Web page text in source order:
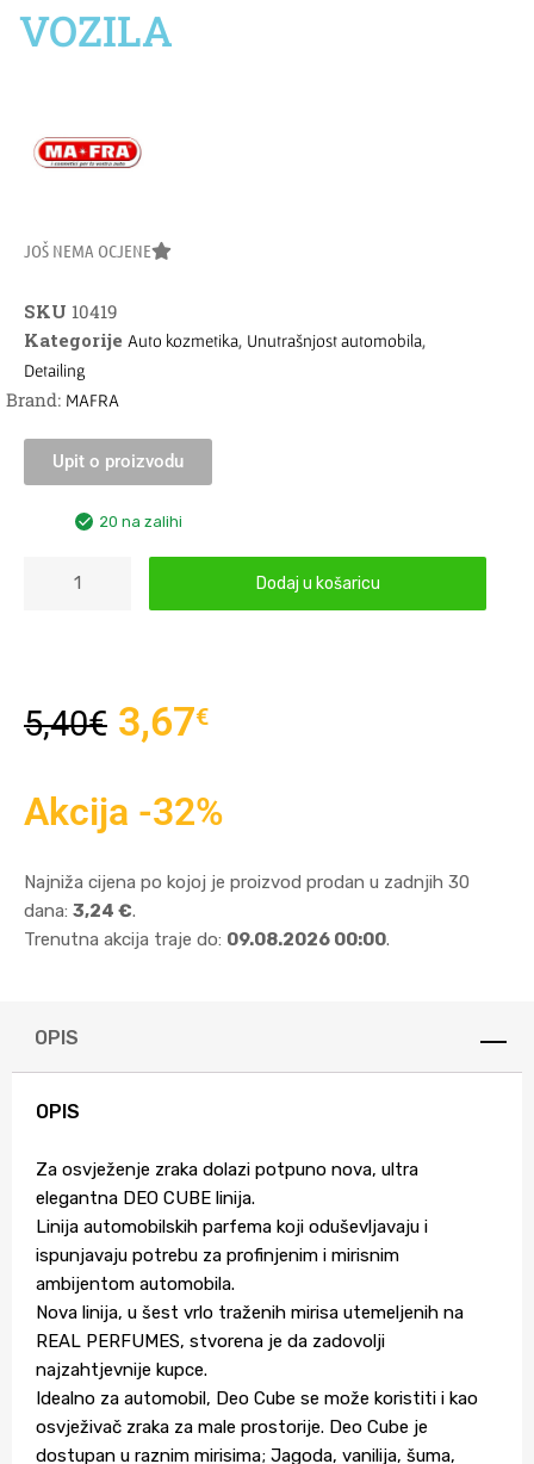
VOZILA
JOŠ NEMA OCJENE
SKU 10419
Kategorije Auto kozmetika, Unutrašnjost automobila,
Detailing
Brand: MAFRA
Upit o proizvodu
20 na zalihi
Dodaj u košaricu
5,40€ 3,67€
Akcija -32%
Najniža cijena po kojoj je proizvod prodan u zadnjih 30
dana: 3,24 €.
Trenutna akcija traje do: 09.08.2026 00:00.
OPIS
OPIS
Za osvježenje zraka dolazi potpuno nova, ultra
elegantna DEO CUBE linija.
Linija automobilskih parfema koji oduševljavaju i
ispunjavaju potrebu za profinjenim i mirisnim
ambijentom automobila.
Nova linija, u šest vrlo traženih mirisa utemeljenih na
REAL PERFUMES, stvorena je da zadovolji
najzahtjevnije kupce.
Idealno za automobil, Deo Cube se može koristiti i kao
osvježivač zraka za male prostorije. Deo Cube je
dostupan u raznim mirisima; Jagoda, vanilija, šuma,